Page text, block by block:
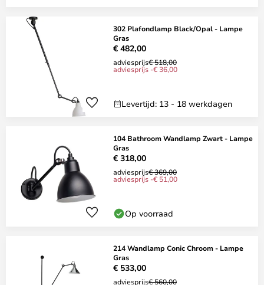
302 Plafondlamp Black/Opal - Lampe
Gras
€ 482,00
adviesprijs€ 518,00
adviesprijs -€ 36,00
Levertijd: 13 - 18 werkdagen
104 Bathroom Wandlamp Zwart - Lampe
Gras
€ 318,00
adviesprijs€ 369,00
adviesprijs -€ 51,00
Op voorraad
214 Wandlamp Conic Chroom - Lampe
Gras
€ 533,00
adviesprijs€ 560,00